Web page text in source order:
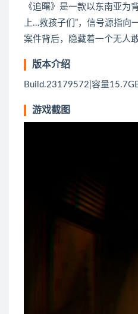
《追曙》是一款以东南亚
上…救孩子们”，信号源指
案件背后，隐藏着一个无人
版本介绍
Build.23179572|容量
游戏截图